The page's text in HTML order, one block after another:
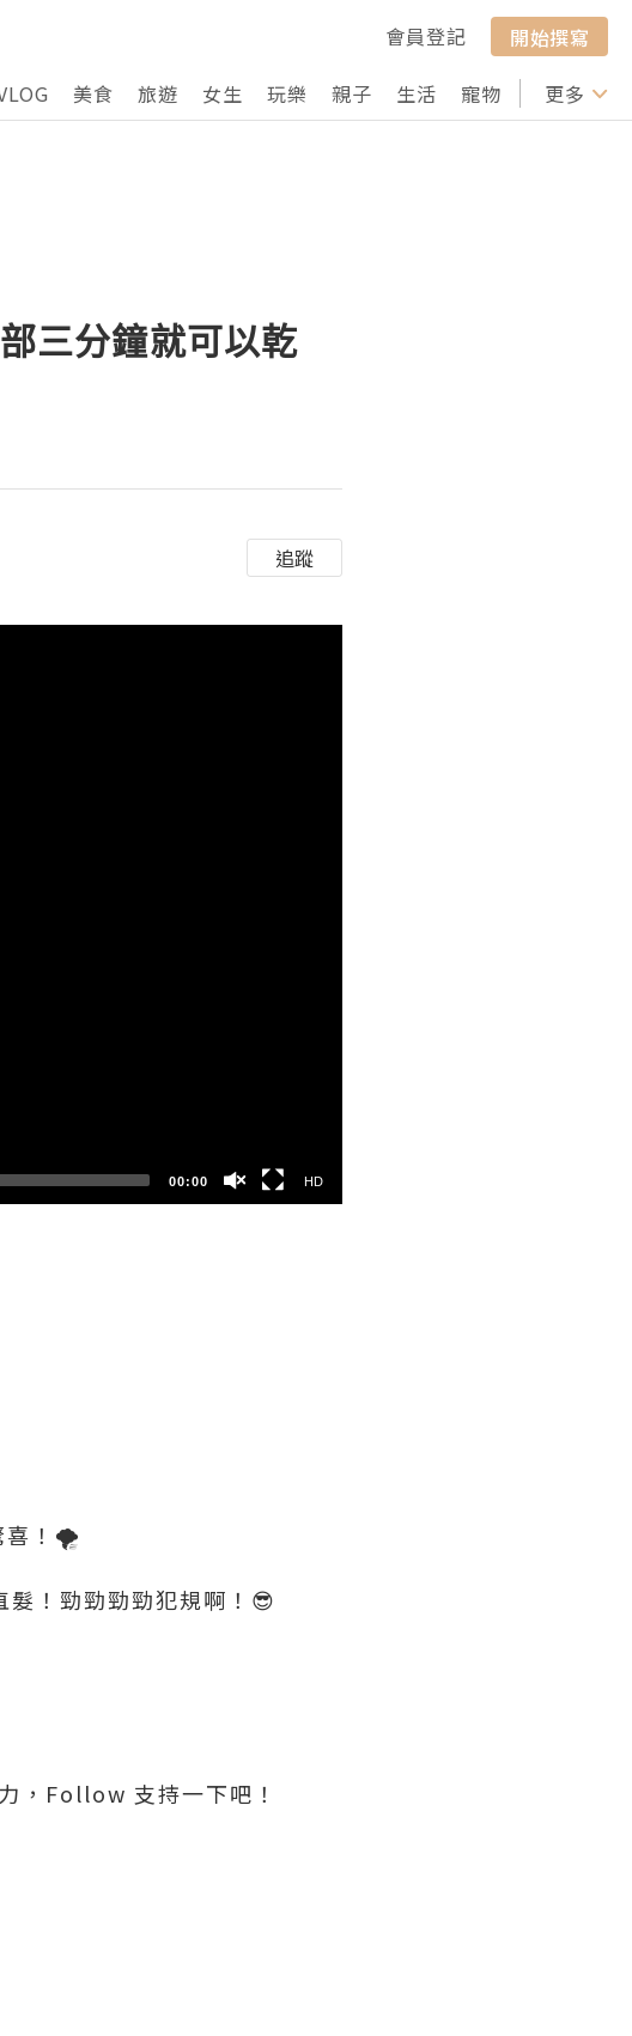
會員登記
開始撰寫
美食 旅遊 女生 玩樂 親子 生活 寵物 行山 打卡
更多
三分鐘就可以乾
追蹤
00:00 HD
喜！🌪️
！勁勁勁勁犯規啊！😎
，Follow 支持一下吧！